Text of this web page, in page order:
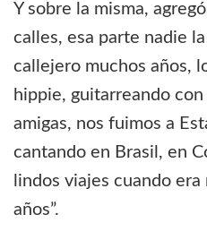
Y sobre la misma,
calles, esa parte nadie
callejero muchos años,
hippie, guitarreando con
amigas, nos fuimos a
cantando en Brasil, en
lindos viajes cuando
años”.